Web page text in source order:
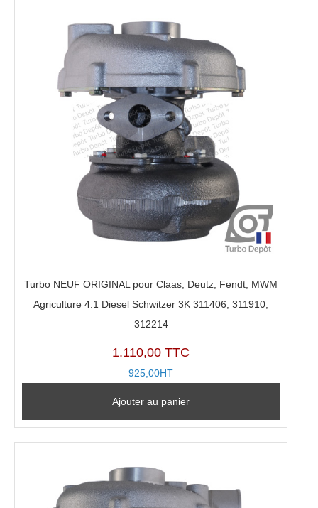
Turbo NEUF ORIGINAL pour Claas, Deutz, Fendt, MWM
Agriculture 4.1 Diesel Schwitzer 3K 311406, 311910,
312214
1.110,00 TTC
925,00HT
Ajouter au panier